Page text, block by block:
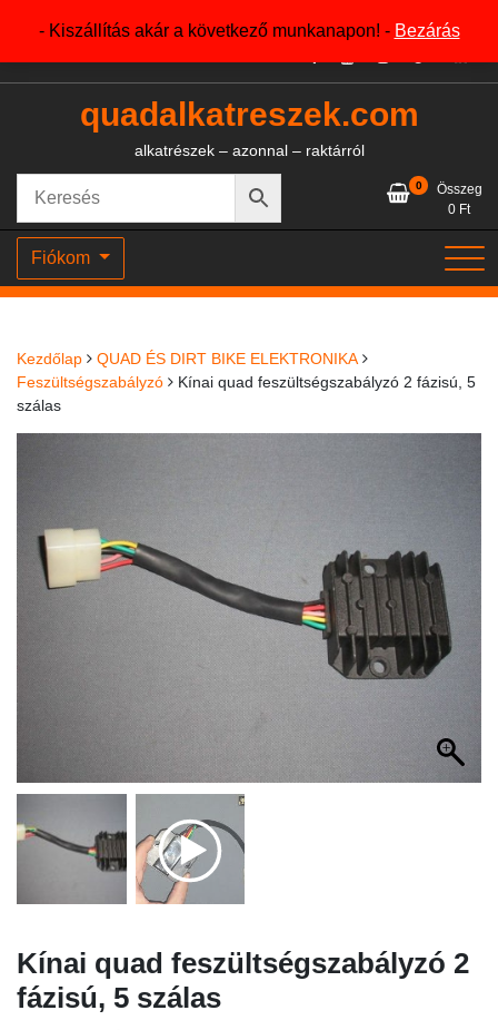
- Kiszállítás akár a következő munkanapon! - Bezárás
+36204327386
quadalkatreszek.com
alkatrészek – azonnal – raktárról
0
Összeg
0 Ft
Fiókom
Kezdőlap
QUAD ÉS DIRT BIKE ELEKTRONIKA
Feszültségszabályzó
Kínai quad feszültségszabályzó 2 fázisú, 5
szálas
Kínai quad feszültségszabályzó 2
fázisú, 5 szálas